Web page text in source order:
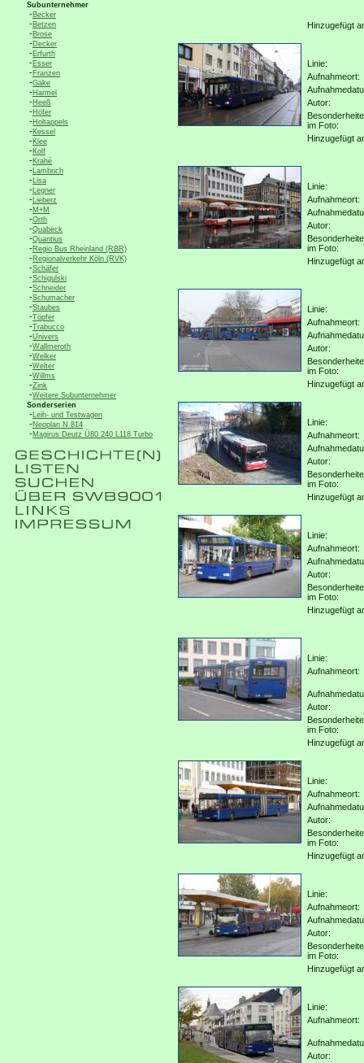
Subunternehmer
-Becker
-Betzen
-Brose
-Decker
-Erfurth
-Esser
-Franzen
-Gäke
-Harmel
-Heeß
-Höfer
-Holtappels
-Kessel
-Klee
-Kolf
-Krahé
-Lambrich
-Lisa
-Legner
-Lieberz
-M+M
-Orth
-Quabeck
-Quantius
-Regio Bus Rheinland (RBR)
-Regionalverkehr Köln (RVK)
-Schäfer
-Schigulski
-Schneider
-Schumacher
-Staubes
-Töpfer
-Trabucco
-Univers
-Wallmeroth
-Welker
-Welter
-Willms
-Zink
-Weitere Subunternehmer
Sonderserien
-Leih- und Testwagen
-Neoplan N 814
-Magirus Deutz Ü80 240 L118 Turbo
Hinzugefügt
Linie:
Aufnahmeort:
Autor:
im Foto:
Hinzugefügt
Linie:
Aufnahmeort:
Autor:
im Foto:
Hinzugefügt
Linie:
Aufnahmeort:
Autor:
im Foto:
Hinzugefügt
Linie:
Aufnahmeort:
Autor:
im Foto:
Hinzugefügt
Linie:
Aufnahmeort:
Autor:
im Foto:
Hinzugefügt
Linie:
Aufnahmeort:
Autor:
im Foto:
Hinzugefügt
Linie:
Aufnahmeort:
Autor:
im Foto:
Hinzugefügt
Linie:
Aufnahmeort:
Autor:
im Foto:
Hinzugefügt
Linie:
Aufnahmeort:
Autor: